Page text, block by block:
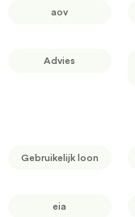
aov
Advies
Gebruikelijk loon
eia